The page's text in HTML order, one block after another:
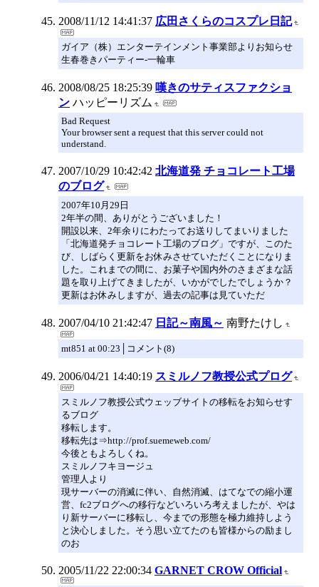
2008/11/12 14:41:37 広田さくらのコスプレ日記
ガイア（株）エンターテインメント事業部よりお知らせ
生春巻きパーティー-一輪車
2008/08/25 18:25:39 嘆きのサティスファクショ
ン ハッピーリズム
Bad Request
Your browser sent a request that this server could not
understand.
2007/10/29 10:42:42 北海道発 チョコレート工場
のブログ
2007年10月29日
2年半の間、ありがとうございました！
開設以来、2年余りにわたってお送りしてまいりました
「北海道発チョコレート工場のブログ」ですが、このた
び、しばらく更新をお休みさせていただくことになりま
した。これまでの間に、お菓子や国内外のさまざまな話
題を取り上げてきましたが、いかがでしたでしょうか？
更新はお休みしますが、過去の記事は見ていただ
2007/04/10 21:42:47 日記～南風～ 南野たけし
mt851 at 00:23│コメント(8)
2006/04/21 14:40:19 スミルノフ教授公式プログ
スミルノフ教授公式ウェッブサイトの移転をお知らせす
るブログ
移転します。
移転先は⇒http://prof.suemeweb.com/
今後ともよろしくね。
スミルノフキヨージュ
管理人より
現サーバーの消滅に伴い、自然消滅、はてなでの縮小運
営、fc2ブログへの移行などいろいろ考えましたが、やは
り新サーバーに移転し、今までの形態を極力維持しよう
と決心しました。そう思い立てたのも皆様からの励まし
のお
2005/11/22 22:00:34 GARNET CROW Official